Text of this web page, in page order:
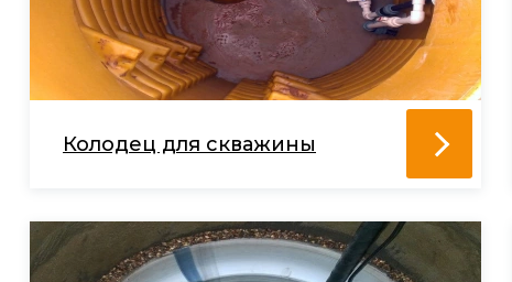
Колодец для скважины